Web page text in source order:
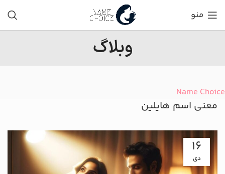
منو
وبلاگ
Name Choice
معنی اسم هایلین
16
دی